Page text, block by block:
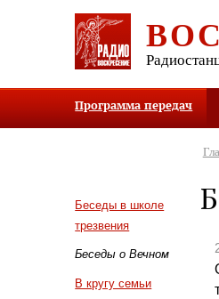
Программа передач
Беседы в школе
трезвения
Беседы о Вечном
В кругу семьи